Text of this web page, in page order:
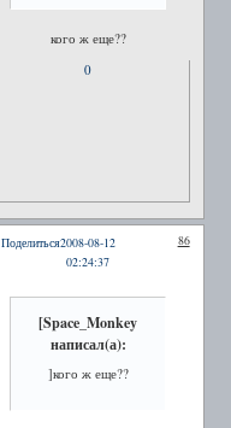
кого ж еще??
0
Поделиться 86
2008-08-12
02:24:37
[Space_Monkey
написал(а):
]кого ж еще??